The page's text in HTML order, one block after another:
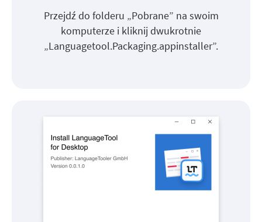
Przejdź do folderu „Pobrane” na swoim
komputerze i kliknij dwukrotnie
„Languagetool.Packaging.appinstaller”.